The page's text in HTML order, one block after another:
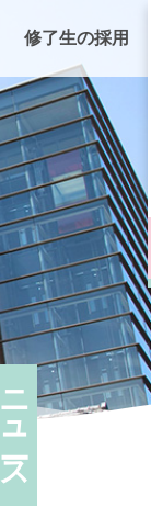
修了生の採用
ニュース